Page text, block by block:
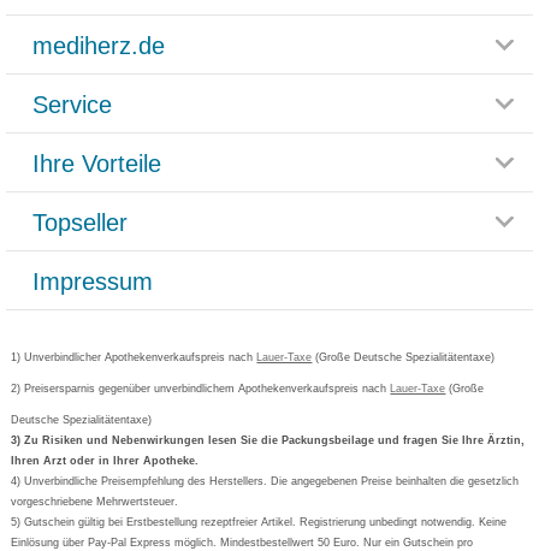
mediherz.de
Glossar
Häufig gestellte Fragen
Datenschutz
AGB
Cookie-Einstellungen
Vertrag widerrufen
Service
Rücksendemöglichkeit
Paketlieferstatus
Versandkosten
Bestellschein ausfüllen
Newsletteranmeldung
Ihre Vorteile
Rezeptlieferung
Bonusprogramm
Gutschein und Rabatte
Kundenbewertung
Topseller
Grippostad
Bepanthen
Formoline
Wick
Eucerin
Basica
Impressum
1) Unverbindlicher Apothekenverkaufspreis nach Lauer-Taxe (Große Deutsche Spezialitätentaxe)
2) Preisersparnis gegenüber unverbindlichem Apothekenverkaufspreis nach Lauer-Taxe (Große
Deutsche Spezialitätentaxe)
3) Zu Risiken und Nebenwirkungen lesen Sie die Packungsbeilage und fragen Sie Ihre Ärztin,
Ihren Arzt oder in Ihrer Apotheke.
4) Unverbindliche Preisempfehlung des Herstellers. Die angegebenen Preise beinhalten die gesetzlich
vorgeschriebene Mehrwertsteuer.
5) Gutschein gültig bei Erstbestellung rezeptfreier Artikel. Registrierung unbedingt notwendig. Keine
Einlösung über Pay-Pal Express möglich. Mindestbestellwert 50 Euro. Nur ein Gutschein pro